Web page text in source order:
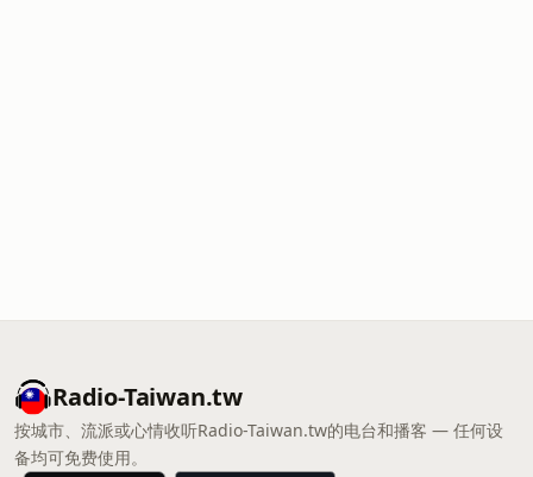
Radio-Taiwan.tw
按城市、流派或心情收听Radio-Taiwan.tw的电台和播客 — 任何设
备均可免费使用。